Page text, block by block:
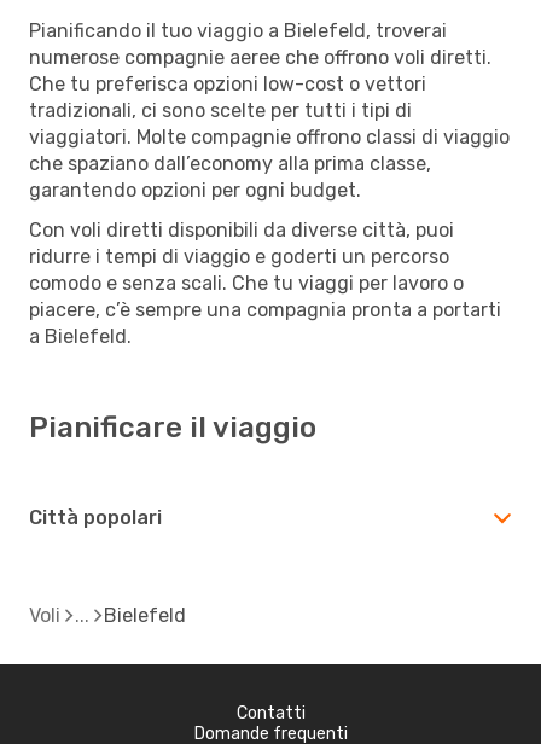
Pianificando il tuo viaggio a Bielefeld, troverai
numerose compagnie aeree che offrono voli diretti.
Che tu preferisca opzioni low-cost o vettori
tradizionali, ci sono scelte per tutti i tipi di
viaggiatori. Molte compagnie offrono classi di viaggio
che spaziano dall’economy alla prima classe,
garantendo opzioni per ogni budget.
Con voli diretti disponibili da diverse città, puoi
ridurre i tempi di viaggio e goderti un percorso
comodo e senza scali. Che tu viaggi per lavoro o
piacere, c’è sempre una compagnia pronta a portarti
a Bielefeld.
Pianificare il viaggio
Città popolari
Voli Bielefeld
Contatti
Domande frequenti